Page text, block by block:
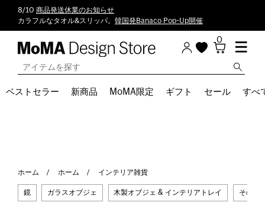
8/10 商品発送休業のお知らせ
カラフルなタオル&スリッパ。 韓国発Banaco Pop-Up開催
0
ベストセラー 新商品 MoMA限定 ギフト セール すべ
ホーム ホーム インテリア雑貨
鏡 ガラスオブジェ 木製オブジェ & インテリアトレイ その他